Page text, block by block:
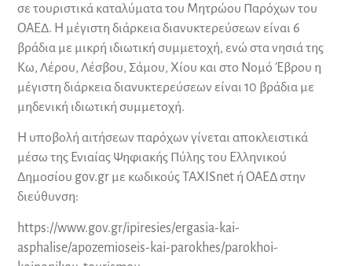
σε τουριστικά καταλύματα του Μητρώου Παρόχων του
ΟΑΕΔ. Η μέγιστη διάρκεια διανυκτερεύσεων είναι 6
βράδια με μικρή ιδιωτική συμμετοχή, ενώ στα νησιά της
Κω, Λέρου, Λέσβου, Σάμου, Χίου και στο Νομό Έβρου η
μέγιστη διάρκεια διανυκτερεύσεων είναι 10 βράδια με
μηδενική ιδιωτική συμμετοχή.
Η υποβολή αιτήσεων παρόχων γίνεται αποκλειστικά
μέσω της Ενιαίας Ψηφιακής Πύλης του Ελληνικού
Δημοσίου gov.gr με κωδικούς TAXISnet ή ΟΑΕΔ στην
διεύθυνση:
https://www.gov.gr/ipiresies/ergasia-kai-
asphalise/apozemioseis-kai-parokhes/parokhoi-